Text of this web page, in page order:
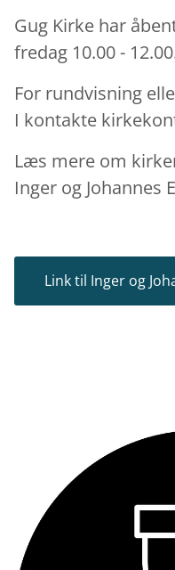
Gug Kirke har
fredag 10.00 -
For rundvisning
I kontakte
Læs mere om
Inger og Johannes
Link til Inger og